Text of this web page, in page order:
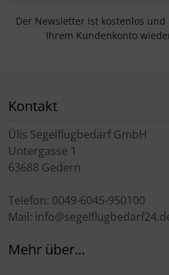
Der Newsletter ist kostenlos
Ihrem Kundenkonto
Kontakt
Ülis Segelflugbedarf GmbH
Untergasse 1
63688 Gedern
Telefon: 0049-6045-950100
Mail:
Mehr über...